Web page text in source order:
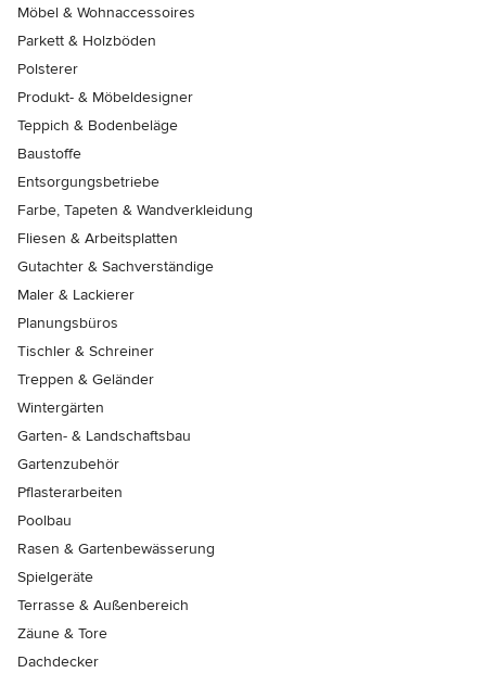
Möbel & Wohnaccessoires
Parkett & Holzböden
Polsterer
Produkt- & Möbeldesigner
Teppich & Bodenbeläge
Baustoffe
Entsorgungsbetriebe
Farbe, Tapeten & Wandverkleidung
Fliesen & Arbeitsplatten
Gutachter & Sachverständige
Maler & Lackierer
Planungsbüros
Tischler & Schreiner
Treppen & Geländer
Wintergärten
Garten- & Landschaftsbau
Gartenzubehör
Pflasterarbeiten
Poolbau
Rasen & Gartenbewässerung
Spielgeräte
Terrasse & Außenbereich
Zäune & Tore
Dachdecker